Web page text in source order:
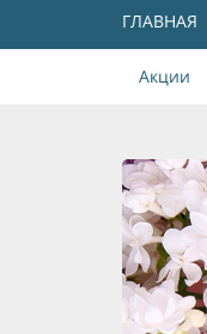
ГЛАВНАЯ
Акции